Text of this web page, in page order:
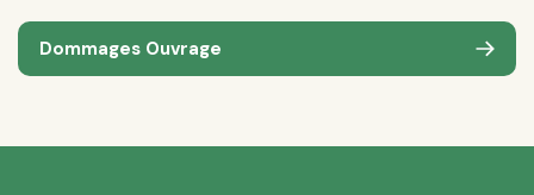
Dommages Ouvrage